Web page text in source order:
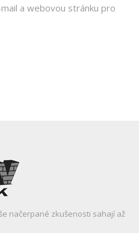
a webovou stránku pro
načerpané zkušenosti sahají až